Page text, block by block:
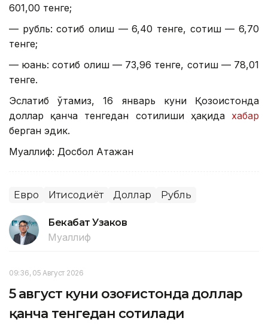
601,00 тенге;
— рубль: сотиб олиш — 6,40 тенге, сотиш — 6,70
тенге;
— юань: сотиб олиш — 73,96 тенге, сотиш — 78,01
тенге.
Эслатиб ўтамиз, 16 январь куни Қозоғистонда
доллар қанча тенгедан сотилиши ҳақида хабар
берган эдик.
Муаллиф: Досбол Атажан
Евро Иқтисодиёт Доллар Рубль
Бекабат Узаков
Муаллиф
09:36, 05 Август 2026
5 август куни Қозоғистонда доллар
қанча тенгедан сотилади